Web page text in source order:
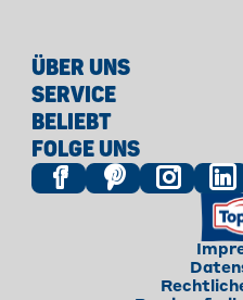
ÜBER UNS
SERVICE
BELIEBT
FOLGE UNS